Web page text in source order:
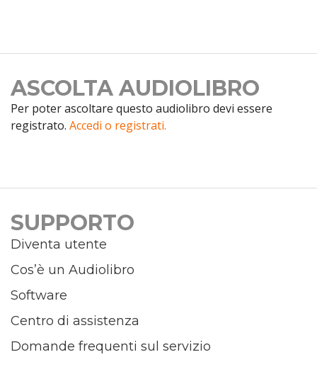
ASCOLTA AUDIOLIBRO
Per poter ascoltare questo audiolibro devi essere
registrato. Accedi o registrati.
SUPPORTO
Diventa utente
Cos’è un Audiolibro
Software
Centro di assistenza
Domande frequenti sul servizio